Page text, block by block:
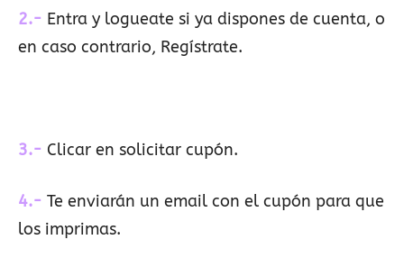
2.- Entra y logueate si ya dispones de cuenta, o
en caso contrario, Regístrate.
3.- Clicar en solicitar cupón.
4.- Te enviarán un email con el cupón para que
los imprimas.